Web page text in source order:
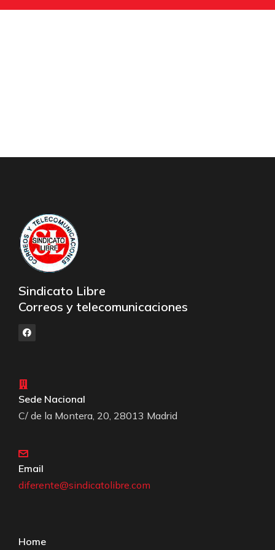
Sindicato Libre
Correos y telecomunicaciones
Sede Nacional
C/ de la Montera, 20, 28013 Madrid
Email
diferente@sindicatolibre.com
Home